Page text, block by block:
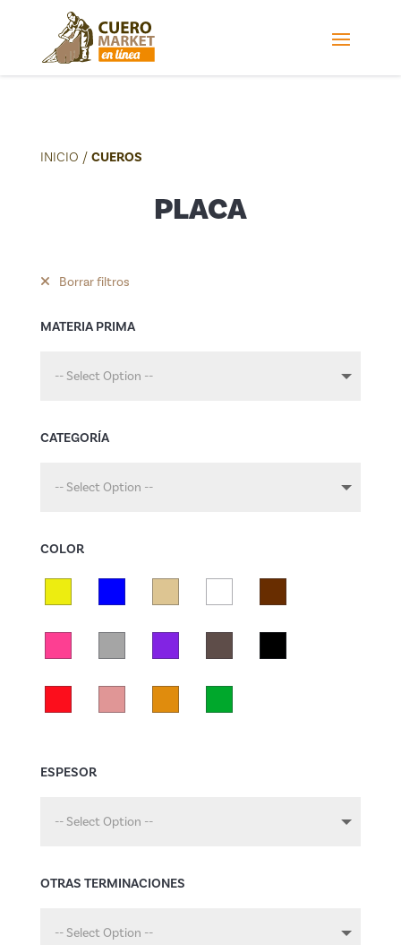
INICIO / CUEROS
PLACA
MATERIA PRIMA
-- Select Option --
CATEGORÍA
-- Select Option --
COLOR
ESPESOR
-- Select Option --
OTRAS TERMINACIONES
-- Select Option --
Borrar filtros